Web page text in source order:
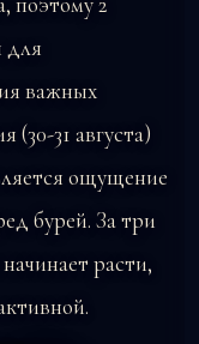
для
важных
31 августа)
ощущение
бурей. За три
расти,